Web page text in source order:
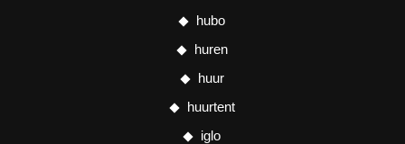
hubo
huren
huur
huurtent
iglo